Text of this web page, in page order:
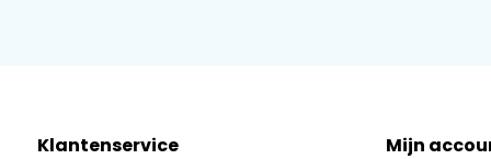
Klantenservice Mijn